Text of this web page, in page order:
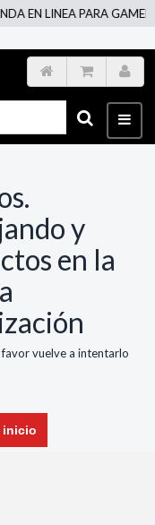
EN LINEA PARA
y
en la
vuelve a intentarlo
inicio